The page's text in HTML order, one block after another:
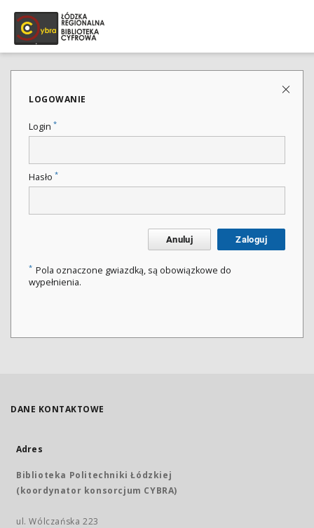
LOGOWANIE
Login *
Hasło *
Anuluj Zaloguj
* Pola oznaczone gwiazdką, są obowiązkowe do
wypełnienia.
DANE KONTAKTOWE
Adres
Biblioteka Politechniki Łódzkiej
(koordynator konsorcjum CYBRA)
ul. Wólczańska 223